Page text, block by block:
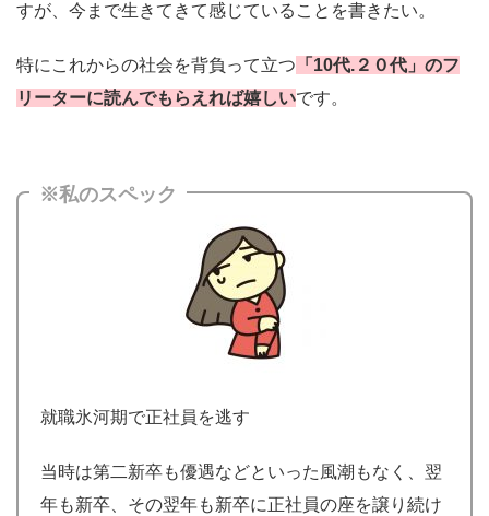
すが、今まで生きてきて感じていることを書きたい。
特にこれからの社会を背負って立つ 「10代.２０代」のフ
リーターに読んでもらえれば嬉しいです。
※私のスペック
就職氷河期で正社員を逃す
当時は第二新卒も優遇などといった風潮もなく、翌
年も新卒、その翌年も新卒に正社員の座を譲り続け